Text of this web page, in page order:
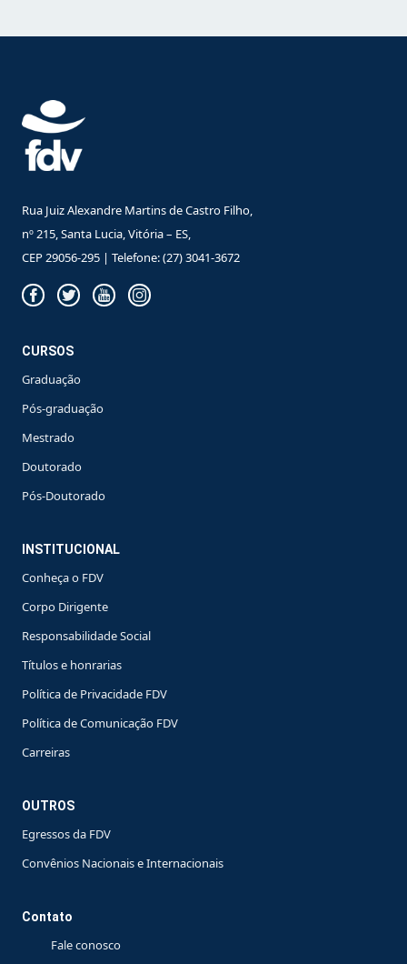
Rua Juiz Alexandre Martins de Castro Filho,
nº 215, Santa Lucia, Vitória – ES,
CEP 29056-295 | Telefone: (27) 3041-3672
CURSOS
Graduação
Pós-graduação
Mestrado
Doutorado
Pós-Doutorado
INSTITUCIONAL
Conheça o FDV
Corpo Dirigente
Responsabilidade Social
Títulos e honrarias
Política de Privacidade FDV
Política de Comunicação FDV
Carreiras
OUTROS
Egressos da FDV
Convênios Nacionais e Internacionais
Contato
Fale conosco